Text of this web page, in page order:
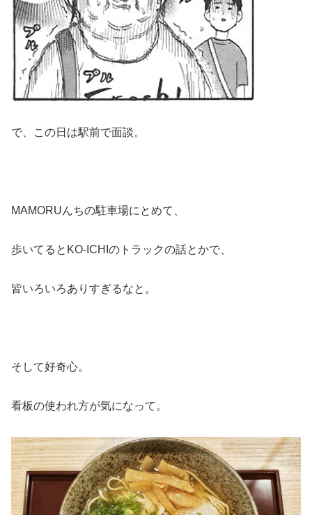
で、この日は駅前で面談。
MAMORUんちの駐車場にとめて、
歩いてるとKO-ICHIのトラックの話とかで、
皆いろいろありすぎるなと。
そして好奇心。
看板の使われ方が気になって。